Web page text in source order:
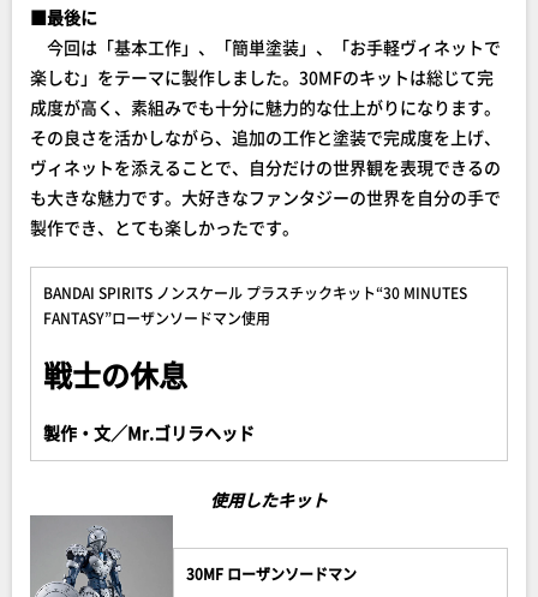
■最後に
今回は「基本工作」、「簡単塗装」、「お手軽ヴィネットで
楽しむ」をテーマに製作しました。30MFのキットは総じて完
成度が高く、素組みでも十分に魅力的な仕上がりになります。
その良さを活かしながら、追加の工作と塗装で完成度を上げ、
ヴィネットを添えることで、自分だけの世界観を表現できるの
も大きな魅力です。大好きなファンタジーの世界を自分の手で
製作でき、とても楽しかったです。
BANDAI SPIRITS ノンスケール プラスチックキット“30 MINUTES
FANTASY”ローザンソードマン使用
戦士の休息
製作・文／Mr.ゴリラヘッド
使用したキット
30MF ローザンソードマン